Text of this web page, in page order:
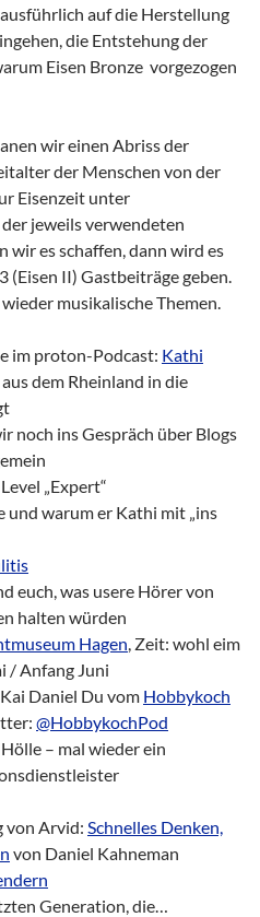
auf die Herstellung
die Entstehung der
Eisen Bronze vorgezogen
wir einen Abriss der
der Menschen von der
Eisenzeit unter
jeweils verwendeten
wir es schaffen, dann wird es
(Eisen II) Gastbeiträge geben.
musikalische Themen.
im proton-Podcast: Kathi
dem Rheinland in die
noch ins Gespräch über Blogs
Level „Expert“
und warum er Kathi mit „ins
euch, was usere Hörer von
halten würden
Hagen, Zeit: wohl eim
/ Anfang Juni
Daniel Du vom Hobbykoch
@HobbykochPod
Hölle – mal wieder ein
von Arvid: Schnelles Denken,
von Daniel Kahneman
Generation, die…